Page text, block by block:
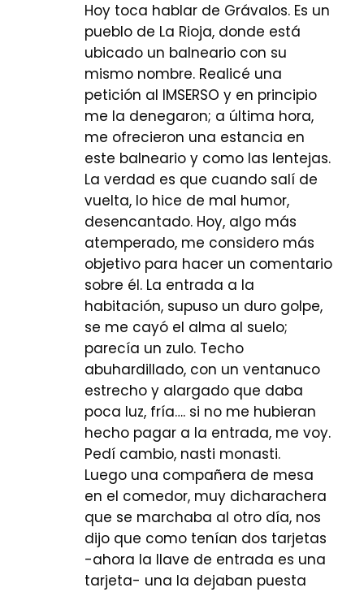
Hoy toca hablar de Grávalos. Es un
pueblo de La Rioja, donde está
ubicado un balneario con su
mismo nombre. Realicé una
petición al IMSERSO y en principio
me la denegaron; a última hora,
me ofrecieron una estancia en
este balneario y como las lentejas.
La verdad es que cuando salí de
vuelta, lo hice de mal humor,
desencantado. Hoy, algo más
atemperado, me considero más
objetivo para hacer un comentario
sobre él. La entrada a la
habitación, supuso un duro golpe,
se me cayó el alma al suelo;
parecía un zulo. Techo
abuhardillado, con un ventanuco
estrecho y alargado que daba
poca luz, fría…. si no me hubieran
hecho pagar a la entrada, me voy.
Pedí cambio, nasti monasti.
Luego una compañera de mesa
en el comedor, muy dicharachera
que se marchaba al otro día, nos
dijo que como tenían dos tarjetas
-ahora la llave de entrada es una
tarjeta- una la dejaban puesta